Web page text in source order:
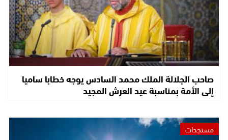
صاحب الجلالة الملك محمد السادس يوجه خطابا ساميا
إلى الأمة بمناسبة عيد العرش المجيد
مستجدات